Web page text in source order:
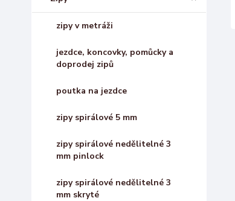
zipy v metráži
jezdce, koncovky, pomůcky a
doprodej zipů
poutka na jezdce
zipy spirálové 5 mm
zipy spirálové nedělitelné 3
mm pinlock
zipy spirálové nedělitelné 3
mm skryté